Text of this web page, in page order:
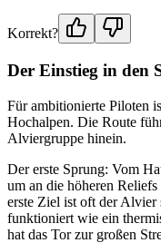
Korrekt?
Der Einstieg in den
Für ambitionierte Piloten
Hochalpen. Die Route
Alviergruppe hinein.
Der erste Sprung: Vom
um an die höheren
erste Ziel ist oft der Alvier
funktioniert wie ein
hat das Tor zur großen